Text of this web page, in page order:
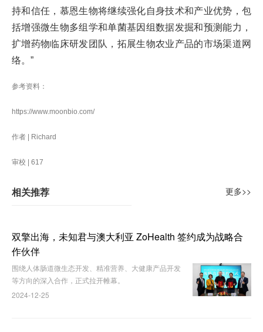
持和信任，慕恩生物将继续强化自身技术和产业优势，包
括增强微生物多组学和单菌基因组数据发掘和预测能力，
扩增药物临床研发团队，拓展生物农业产品的市场渠道网
络。”
参考资料：
https://www.moonbio.com/
作者 | Richard
审校 | 617
相关推荐 更多>>
双擎出海，未知君与澳大利亚 ZoHealth 签约成为战略合
作伙伴
围绕人体肠道微生态开发、精准营养、大健康产品开发
等方向的深入合作，正式拉开帷幕。
2024-12-25